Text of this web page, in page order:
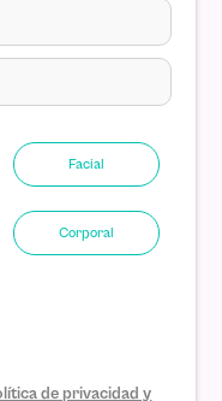
Facial
Corporal
de privacidad y